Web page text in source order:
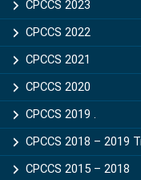
CPCCS 2023
CPCCS 2022
CPCCS 2021
CPCCS 2020
CPCCS 2019 .
CPCCS 2018 – 2019
CPCCS 2015 – 2018